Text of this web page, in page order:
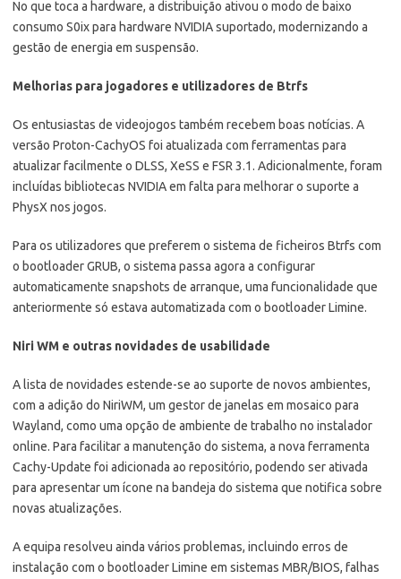
No que toca a hardware, a distribuição ativou o modo de baixo
consumo S0ix para hardware NVIDIA suportado, modernizando a
gestão de energia em suspensão.
Melhorias para jogadores e utilizadores de Btrfs
Os entusiastas de videojogos também recebem boas notícias. A
versão Proton-CachyOS foi atualizada com ferramentas para
atualizar facilmente o DLSS, XeSS e FSR 3.1. Adicionalmente, foram
incluídas bibliotecas NVIDIA em falta para melhorar o suporte a
PhysX nos jogos.
Para os utilizadores que preferem o sistema de ficheiros Btrfs com
o bootloader GRUB, o sistema passa agora a configurar
automaticamente snapshots de arranque, uma funcionalidade que
anteriormente só estava automatizada com o bootloader Limine.
Niri WM e outras novidades de usabilidade
A lista de novidades estende-se ao suporte de novos ambientes,
com a adição do NiriWM, um gestor de janelas em mosaico para
Wayland, como uma opção de ambiente de trabalho no instalador
online. Para facilitar a manutenção do sistema, a nova ferramenta
Cachy-Update foi adicionada ao repositório, podendo ser ativada
para apresentar um ícone na bandeja do sistema que notifica sobre
novas atualizações.
A equipa resolveu ainda vários problemas, incluindo erros de
instalação com o bootloader Limine em sistemas MBR/BIOS, falhas